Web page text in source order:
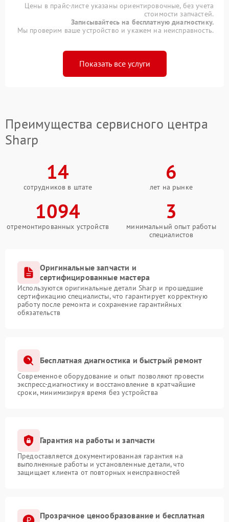
Цены в прайс-листе указаны ориентировочные, без учета
стоимости запчастей.
Записывайтесь на бесплатную диагностику.
Мы проверим ваше устройство и укажем на неисправность.
Показать все услуги
Преимущества сервисного центра
Sharp
14
сотрудников в штате
6
лет на рынке
1094
отремонтированных устройств
3
минимальный опыт работы
специалистов
Оригинальные запчасти и
сертифицированные мастера
Используются оригинальные детали Sharp и прошедшие
сертификацию специалисты, что гарантирует корректную
работу после ремонта и сохранение гарантийных
обязательств
Бесплатная диагностика и быстрый ремонт
Современное оборудование и опыт позволяют провести
экспресс-диагностику и восстановление в кратчайшие
сроки, минимизируя время без устройства
Гарантия на работы и запчасти
Предоставляется документированная гарантия на
выполненные работы и установленные детали, что
защищает клиента от повторных неисправностей
Прозрачное ценообразование и бесплатная